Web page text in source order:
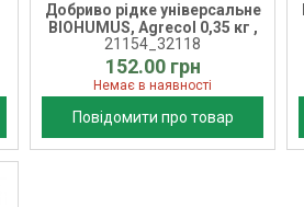
Добриво рідке універсальне
BIOHUMUS, Agrecol 0,35 кг ,
21154_32118
152.00 грн
Немає в наявності
Повідомити про товар